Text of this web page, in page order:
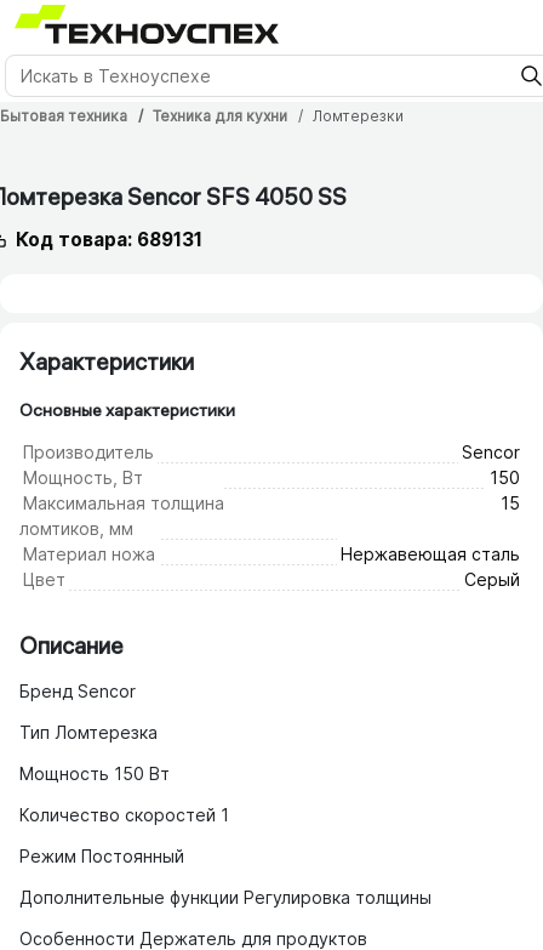
Бытовая техника Техника для кухни Ломтерезки
Sencor SFS 4050 SS
Код товара: 689131
Характеристики
Основные характеристики
Производитель
Sencor
Мощность, Вт
150
Максимальная толщина
ломтиков, мм
15
Материал ножа
Нержавеющая сталь
Цвет
Серый
Описание
Бренд Sencor
Тип Ломтерезка
Мощность 150 Вт
Количество скоростей 1
Режим Постоянный
Дополнительные функции Регулировка толщины
Особенности Держатель для продуктов